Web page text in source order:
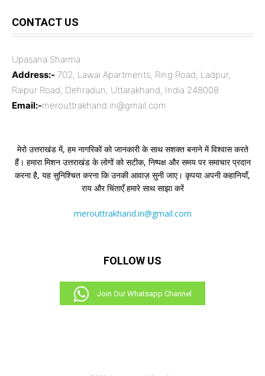
CONTACT US
Upasana Sharma
Address:- 702, Lawai Apartments, Ring Road, Ladpur,
Raipur Road, Dehradun, Uttarakhand, India 248008
Email:-merouttrakhand.in@gmail.com
मेरो उत्तराखंड में, हम नागरिकों को जानकारी के साथ सशक्त बनाने में विश्वास करते
हैं। हमारा मिशन उत्तराखंड के लोगों को सटीक, निष्पक्ष और समय पर समाचार प्रदान
करना है, यह सुनिश्चित करना कि उनकी आवाज़ सुनी जाए। कृपया अपनी कहानियाँ,
राय और चिंताएँ हमारे साथ साझा करें
merouttrakhand.in@gmail.com
FOLLOW US
Join Our Whatsapp Channel